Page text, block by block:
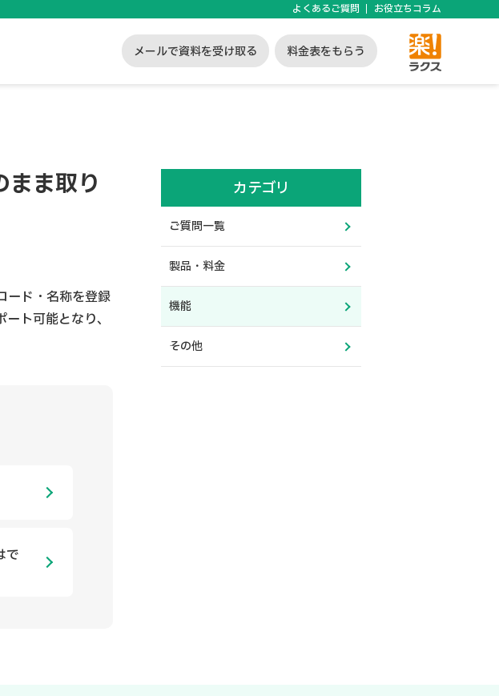
よくあるご質問 お役立ちコラム
メールで資料を受け取る 料金表をもらう
ま取り
ード・名称を登録
ト可能となり、
で
カテゴリ
ご質問一覧
製品・料金
機能
その他